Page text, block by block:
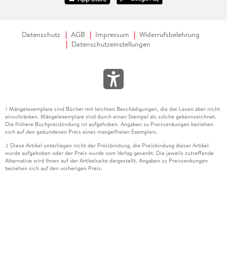
Datenschutz AGB Impressum
Widerrufsbelehrung
Datenschutzeinstellungen
1 Mängelexemplare sind Bücher mit leichten Beschädigungen, die das Lesen aber nicht
einschränken. Mängelexemplare sind durch einen Stempel als solche gekennzeichnet.
Die frühere Buchpreisbindung ist aufgehoben. Angaben zu Preissenkungen beziehen
sich auf den gebundenen Preis eines mangelfreien Exemplars.
2 Diese Artikel unterliegen nicht der Preisbindung, die Preisbindung dieser Artikel
wurde aufgehoben oder der Preis wurde vom Verlag gesenkt. Die jeweils zutreffende
Alternative wird Ihnen auf der Artikelseite dargestellt. Angaben zu Preissenkungen
beziehen sich auf den vorherigen Preis.